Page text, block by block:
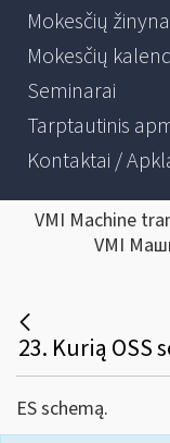
Mokesčių
Mokesčių
Seminarai
Tarptautinis
Kontaktai /
VMI Machine
VMI
ES schemą.